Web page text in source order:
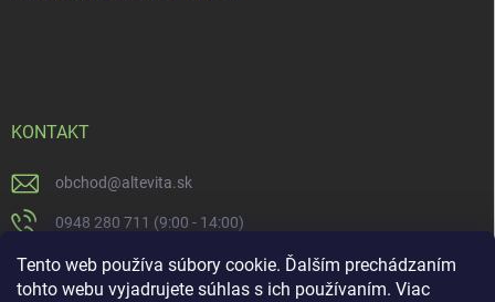
Tento web používa súbory cookie. Ďalším prechádzaním
tohto webu vyjadrujete súhlas s ich používaním. Viac
KONTAKT
obchod@altevita.sk
0948 280 711 (9:00 - 14:00)
Altevita.sk